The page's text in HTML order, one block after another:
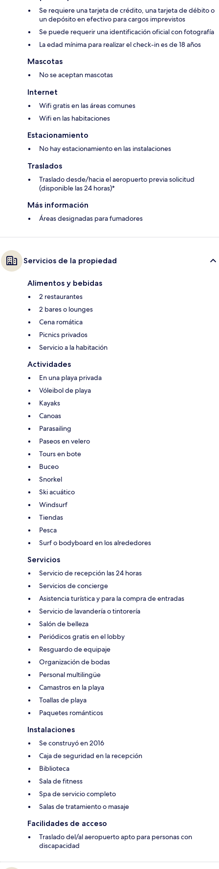
Se requiere una tarjeta de crédito, una tarjeta de débito o
un depósito en efectivo para cargos imprevistos
Se puede requerir una identificación oficial con fotografía
La edad mínima para realizar el check-in es de 18 años
Mascotas
No se aceptan mascotas
Internet
Wifi gratis en las áreas comunes
Wifi en las habitaciones
Estacionamiento
No hay estacionamiento en las instalaciones
Traslados
Traslado desde/hacia el aeropuerto previa solicitud
(disponible las 24 horas)*
Más información
Áreas designadas para fumadores
Servicios de la propiedad
Alimentos y bebidas
2 restaurantes
2 bares o lounges
Cena romática
Picnics privados
Servicio a la habitación
Actividades
En una playa privada
Vóleibol de playa
Kayaks
Canoas
Parasailing
Paseos en velero
Tours en bote
Buceo
Snorkel
Ski acuático
Windsurf
Tiendas
Pesca
Surf o bodyboard en los alrededores
Servicios
Servicio de recepción las 24 horas
Servicios de concierge
Asistencia turística y para la compra de entradas
Servicio de lavandería o tintorería
Salón de belleza
Periódicos gratis en el lobby
Resguardo de equipaje
Organización de bodas
Personal multilingüe
Camastros en la playa
Toallas de playa
Paquetes románticos
Instalaciones
Se construyó en 2016
Caja de seguridad en la recepción
Biblioteca
Sala de fitness
Spa de servicio completo
Salas de tratamiento o masaje
Facilidades de acceso
Traslado del/al aeropuerto apto para personas con
discapacidad